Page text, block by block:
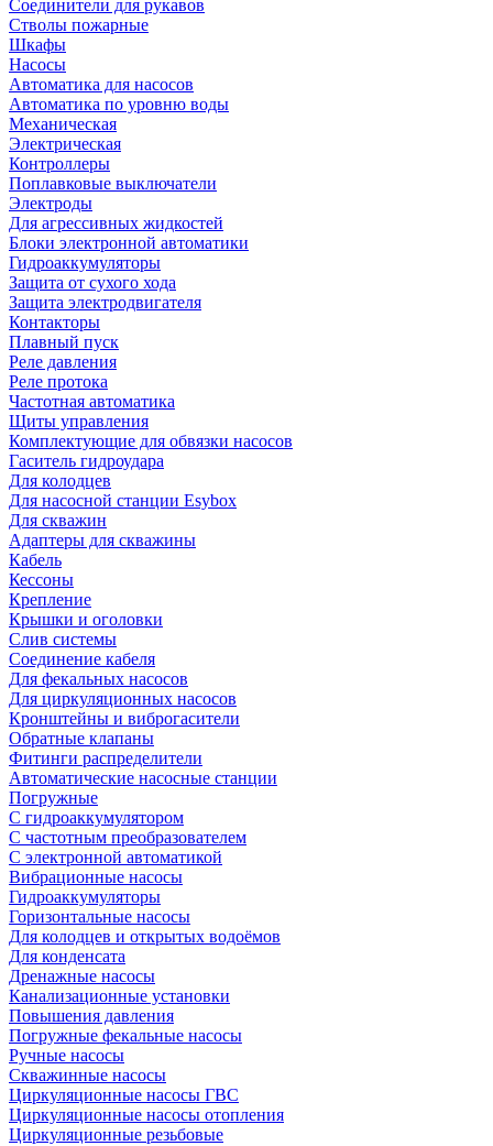
Соединители для рукавов
Стволы пожарные
Шкафы
Насосы
Автоматика для насосов
Автоматика по уровню воды
Механическая
Электрическая
Контроллеры
Поплавковые выключатели
Электроды
Для агрессивных жидкостей
Блоки электронной автоматики
Гидроаккумуляторы
Защита от сухого хода
Защита электродвигателя
Контакторы
Плавный пуск
Реле давления
Реле протока
Частотная автоматика
Щиты управления
Комплектующие для обвязки насосов
Гаситель гидроудара
Для колодцев
Для насосной станции Esybox
Для скважин
Адаптеры для скважины
Кабель
Кессоны
Крепление
Крышки и оголовки
Слив системы
Соединение кабеля
Для фекальных насосов
Для циркуляционных насосов
Кронштейны и виброгасители
Обратные клапаны
Фитинги распределители
Автоматические насосные станции
Погружные
С гидроаккумулятором
С частотным преобразователем
С электронной автоматикой
Вибрационные насосы
Гидроаккумуляторы
Горизонтальные насосы
Для колодцев и открытых водоёмов
Для конденсата
Дренажные насосы
Канализационные установки
Повышения давления
Погружные фекальные насосы
Ручные насосы
Скважинные насосы
Циркуляционные насосы ГВС
Циркуляционные насосы отопления
Циркуляционные резьбовые